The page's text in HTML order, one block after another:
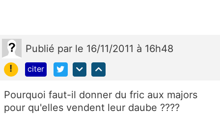
Publié par le 16/11/2011 à 16h48
!
citer
Pourquoi faut-il donner du fric aux majors
pour qu'elles vendent leur daube ????